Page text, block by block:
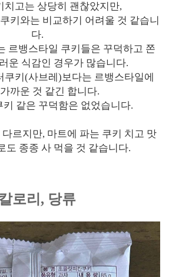
치고는 상당히 괜찮았지만,
키와는 비교하기 어려울 것 같습니
다.
르뱅스타일 쿠키들은 꾸덕하고 쫀
운 식감인 경우가 많습니다.
쿠키(사브레)보다는 르뱅스타일에
까운 것 같긴 합니다.
같은 꾸덕함은 없었습니다.
르지만, 마트에 파는 쿠키 치고 맛
도 종종 사 먹을 것 같습니다.
칼로리, 당류